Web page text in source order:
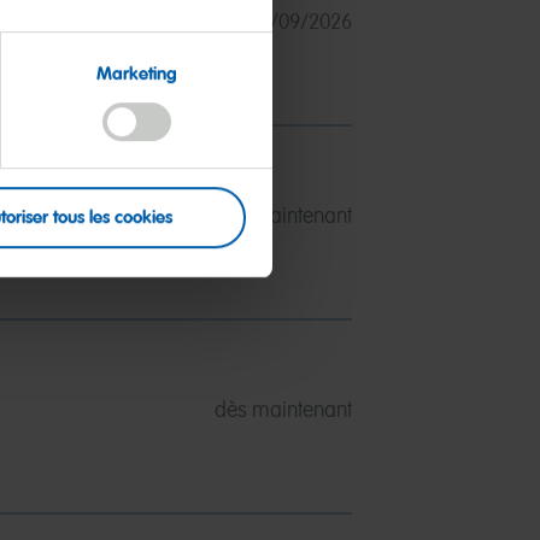
Marketing
tous les cookies
from 01/09/2026
dès maintenant
dès maintenant